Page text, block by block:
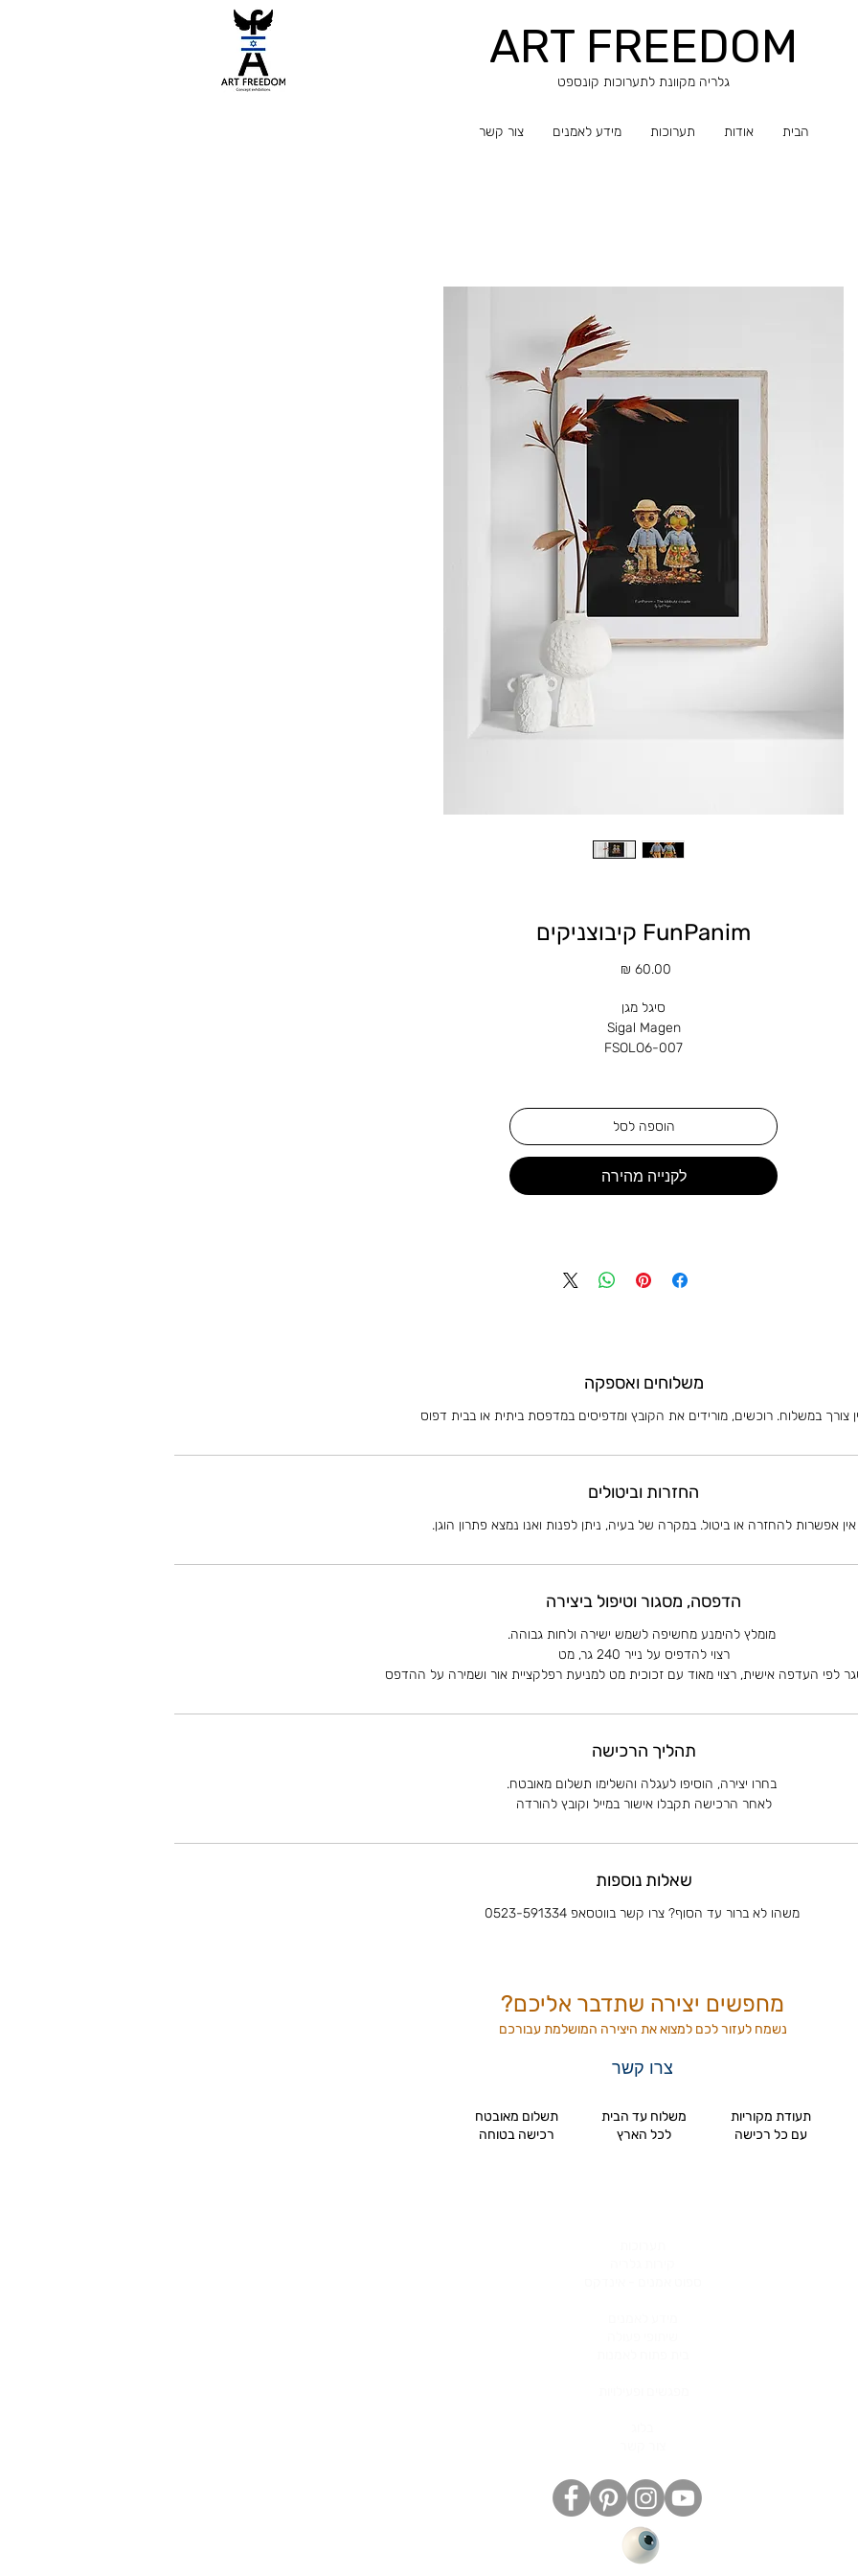
ART FREEDOM
​​גלריה מקוונת לתערוכות קונספט
הבית אודות תערוכות מידע לאמנים צור קשר
FunPanim קיבוצניקים
סיגל מגן
Sigal Magen
FSOLO6-007
מידות הקובץ : 21*30 ס"מ (A4)
שנה: 2026
הוספה לסל
לקנייה מהירה
משלוחים ואספקה
צורך במשלוח. רוכשים, מורידים את הקובץ ומדפיסים במדפסת ביתית או בבית דפוס
החזרות וביטולים
אין אפשרות להחזרה או ביטול. במקרה של בעיה, ניתן לפנות ואנו נמצא פתרון הוגן.
הדפסה, מסגור וטיפול ביצירה
מומלץ להימנע מחשיפה לשמש ישירה ולחות גבוהה.
רצוי להדפיס על נייר 240 גר, מט
לפי העדפה אישית, רצוי מאוד עם זכוכית מט למניעת רפלקציית אור ושמירה על ההדפס
תהליך הרכישה
בחרו יצירה, הוסיפו לעגלה והשלימו תשלום מאובטח.
לאחר הרכישה תקבלו אישור במייל וקובץ להורדה
שאלות נוספות
משהו לא ברור עד הסוף? צרו קשר בווטסאפ 0523-591334
מחפשים יצירה שתדבר אליכם?
נשמח לעזור לכם למצוא את היצירה המושלמת עבורכם
צרו קשר
תשלום מאובטח
רכישה בטוחה
משלוח עד הבית
לכל הארץ
תעודת מקוריות
עם כל רכישה